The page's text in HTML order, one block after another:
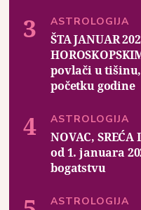
ASTROLOGIJA
ŠTA JANUAR
povlači u
početku godine
ASTROLOGIJA
NOVAC,
od 1. januara
bogatstvu
ASTROLOGIJA